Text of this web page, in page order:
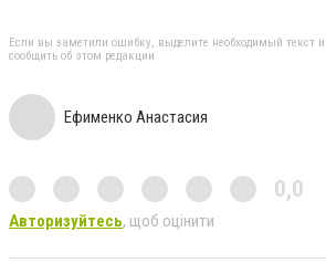
Если вы заметили ошибку, выделите необходимый текст
сообщить об этом редакции
Ефименко Анастасия
0,0
Авторизуйтесь, щоб оцінити